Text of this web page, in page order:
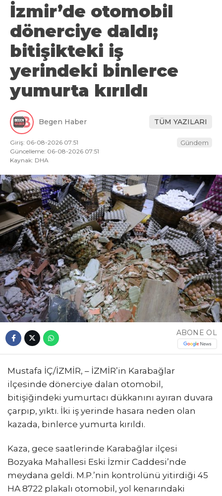
İzmir’de otomobil
dönerciye daldı;
bitişikteki iş
yerindeki binlerce
yumurta kırıldı
Begen Haber TÜM YAZILARI
Giriş: 06-08-2026 07:51
Güncelleme: 06-08-2026 07:51
Kaynak: DHA
Gündem
ABONE OL
Mustafa İÇ/İZMİR, – İZMİR’in Karabağlar
ilçesinde dönerciye dalan otomobil,
bitişiğindeki yumurtacı dükkanını ayıran duvara
çarpıp, yıktı. İki iş yerinde hasara neden olan
kazada, binlerce yumurta kırıldı.
Kaza, gece saatlerinde Karabağlar ilçesi
Bozyaka Mahallesi Eski İzmir Caddesi’nde
meydana geldi. M.P.’nin kontrolünü yitirdiği 45
HA 8722 plakalı otomobil, yol kenarındaki